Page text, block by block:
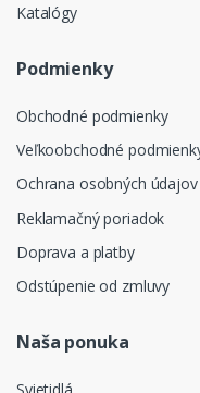
Katalógy
Podmienky
Obchodné podmienky
Veľkoobchodné
Ochrana osobných údajov
Reklamačný poriadok
Doprava a platby
Odstúpenie od zmluvy
Naša ponuka